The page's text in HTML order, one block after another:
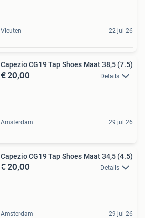
Vleuten 22 jul 26
Capezio CG19 Tap Shoes Maat 38,5 (7.5)
€ 20,00 Details
Amsterdam 29 jul 26
Capezio CG19 Tap Shoes Maat 34,5 (4.5)
€ 20,00 Details
Amsterdam 29 jul 26